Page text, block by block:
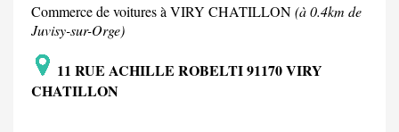
Commerce de voitures à VIRY CHATILLON(à 0.4km de
Juvisy-sur-Orge)
11 RUE ACHILLE ROBELTI 91170 VIRY
CHATILLON